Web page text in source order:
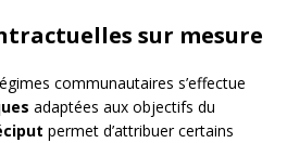
sur mesure
communautaires s’effectue
adaptées aux objectifs du
permet d’attribuer certains